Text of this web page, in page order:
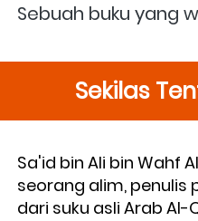
Sebuah buku yang
Sekilas
Sa'id bin Ali bin Wahf
seorang alim, penulis
dari suku asli Arab Al-